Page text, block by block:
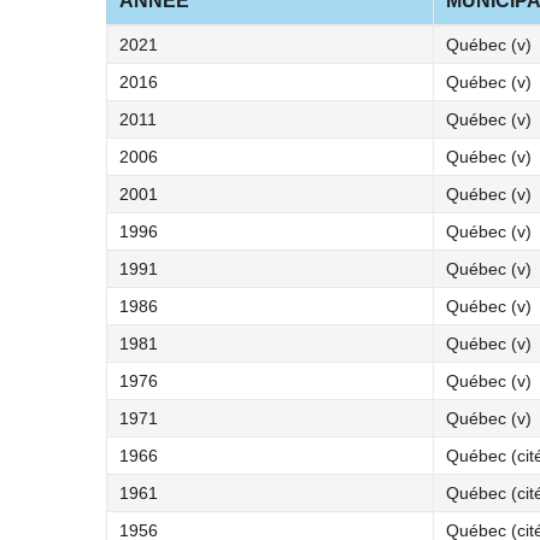
2021 Québec (v)
2016
Québec (v)
2011
Québec (v)
2006
Québec (v)
2001
Québec (v)
1996
Québec (v)
1991
Québec (v)
1986
Québec (v)
1981
Québec (v)
1976
Québec (v)
1971
Québec (v)
1966
Québec
1961
Québec
1956
Québec